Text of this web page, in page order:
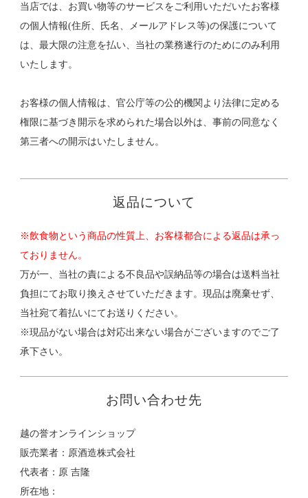
当店では、お買い物等のサービスをご利用いただいたお客様
の個人情報(住所、氏名、メールアドレス等)の保護について
は、最大限の注意を払い、当社の業務遂行のためにのみ利用
いたします。
お客様の個人情報は、官公庁等の公的機関より法律に定める
権限に基づき開示を求められた場合以外は、事前の同意なく
第三者への開示はいたしません。
返品について
※飲食物という商品の性質上、お客様都合による返品は承っ
ておりません。
万が一、当社の責による不良品や誤納品等の場合は送料当社
負担にてお取り換えさせていただきます。現品は廃棄せず、
当社宛て着払いにてお送りください。
※現品がない場合は対応出来ない場合がございますのでご了
承下さい。
お問い合わせ先
越の誉オンラインショップ
販売業者：原酒造株式会社
代表者：原 吉隆
所在地：